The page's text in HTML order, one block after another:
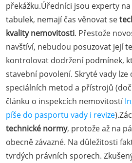
překážku.Úředníci jsou experty
tabulek, nemají čas věnovat se
kvality nemovitosti. Přestože
navštíví, nebudou posuzovat její
kontrolovat dodržení podmínek,
stavební povolení. Skryté vady
speciálních metod a přístrojů
článku o inspekcích nemovitostí
píše do pasportu vady i revize
technické normy, protože až na
obecně závazné. Na důležitosti
tvrdých právních sporech.